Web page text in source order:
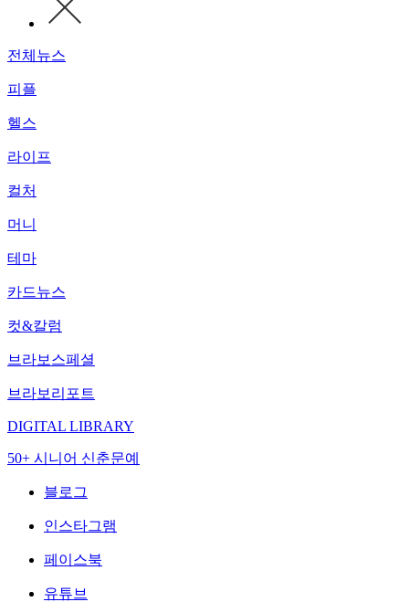
전체뉴스
피플
헬스
라이프
컬처
머니
테마
카드뉴스
컷&칼럼
브라보스페셜
브라보리포트
DIGITAL LIBRARY
50+ 시니어 신춘문예
블로그
인스타그램
페이스북
유튜브